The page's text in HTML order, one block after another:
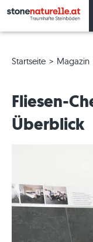
Startseite Magazin
Fliesen-
Überblick